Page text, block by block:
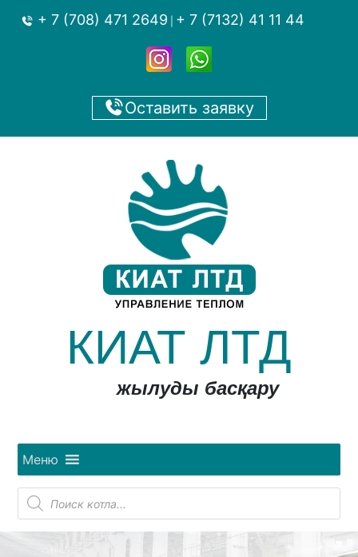
+ 7 (708) 471 2649 + 7 (7132) 41 11 44
Оставить заявку
КИАТ ЛТД
жылуды басқару
Меню
Поиск
товаров